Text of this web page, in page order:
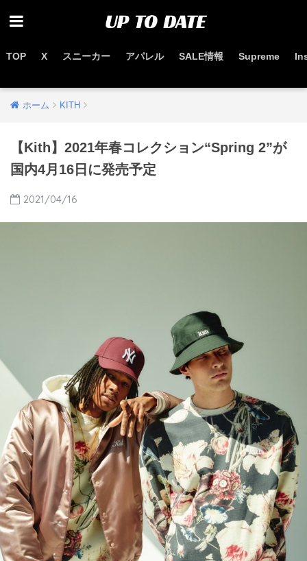
TOP X スニーカー アパレル SALE情報 Supreme
ホーム KITH
【Kith】2021年春コレクション“Spring 2”が
国内4月16日に発売予定
2021/04/16